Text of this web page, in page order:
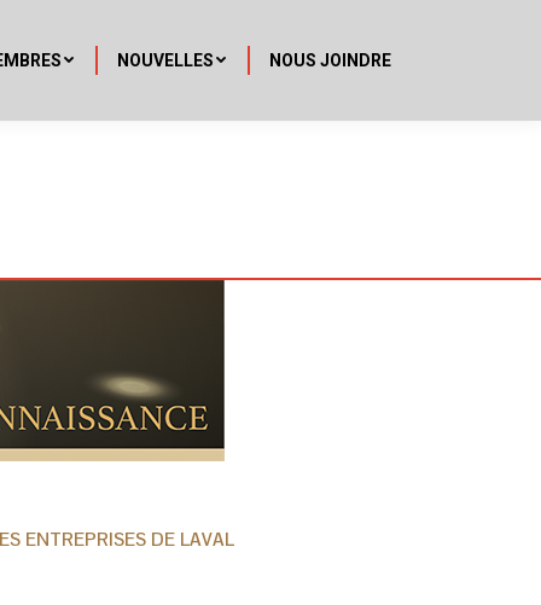
NOUVELLES NOUS JOINDRE
ENTREPRISES DE LAVAL